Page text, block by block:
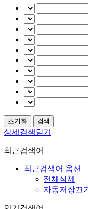
상세검색닫기
최근검색어
최근검색어 옵션
전체삭제
자동저장끄기